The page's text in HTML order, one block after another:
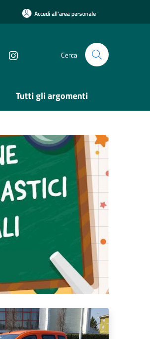
Accedi all'area personale
Cerca
Tutti gli argomenti